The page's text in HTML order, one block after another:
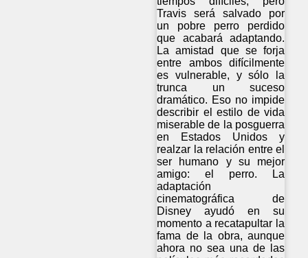
Travis será salvado por
un pobre perro perdido
que acabará adaptando.
La amistad que se forja
entre ambos difícilmente
es vulnerable, y sólo la
trunca un suceso
dramático. Eso no impide
describir el estilo de vida
miserable de la posguerra
en Estados Unidos y
realzar la relación entre el
ser humano y su mejor
amigo: el perro. La
adaptación
cinematográfica de
Disney ayudó en su
momento a recatapultar la
fama de la obra, aunque
ahora no sea una de las